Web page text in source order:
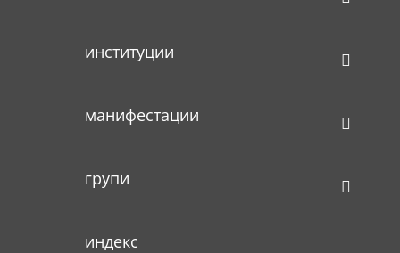
институции
манифестации
групи
индекс